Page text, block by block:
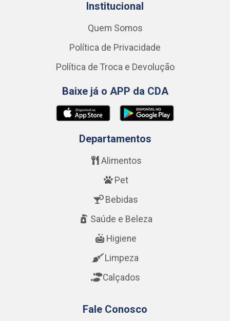
Institucional
Quem Somos
Política de Privacidade
Política de Troca e Devolução
Baixe já o APP da CDA
Departamentos
Alimentos
Pet
Bebidas
Saúde e Beleza
Higiene
Limpeza
Calçados
Fale Conosco